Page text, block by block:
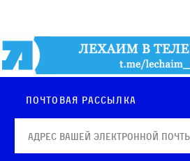
Почтовая рассылка